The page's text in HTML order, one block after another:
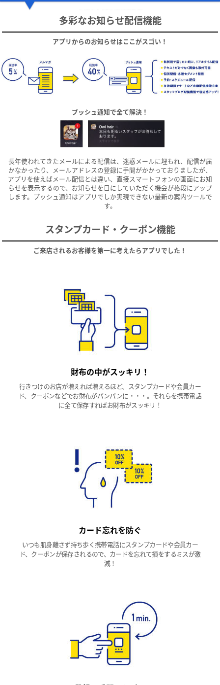
多彩なお知らせ配信機能
アプリからのお知らせはここがスゴい！
プッシュ通知で全て解決！
長年使われてきたメールによる配信は、迷惑メールに埋もれ、配信が届
かなかったり、メールアドレスの登録に手間がかかっておりましたが、
アプリを使えばメール配信とは違い、直接スマートフォンの画面にお知
らせを表示するので、お知らせを目にしていただく機会が格段にアップ
します。プッシュ通知はアプリでしか実現できない最新の案内ツールで
す。
スタンプカード・クーポン機能
ご来店されるお客様を第一に考えたらアプリでした！
財布の中がスッキリ！
行きつけのお店が増えれば増えるほど、スタンプカードや会員カー
ド、クーポンなどでお財布がパンパンに・・・。それらを携帯電話
に全て保存すればお財布がスッキリ！
カード忘れを防ぐ
いつも肌身離さず持ち歩く携帯電話にスタンプカードや会員カー
ド、クーポンが保存されるので、カードを忘れて損をするミスが激
減！